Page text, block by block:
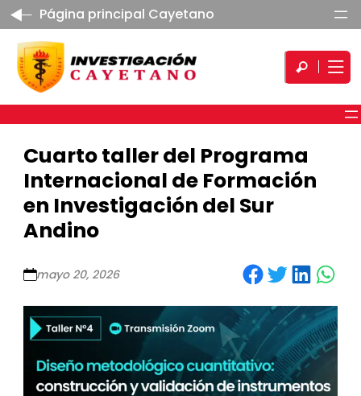
Página principal Cayetano
Cuarto taller del Programa
Internacional de Formación
en Investigación del Sur
Andino
mayo 20, 2026 Share on Facebook Share on Twitter Share on LinkedIn Share on WhatsApp